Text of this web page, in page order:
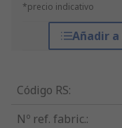
*precio indicativo
Añadir
Código RS:
Nº ref. fabric.: